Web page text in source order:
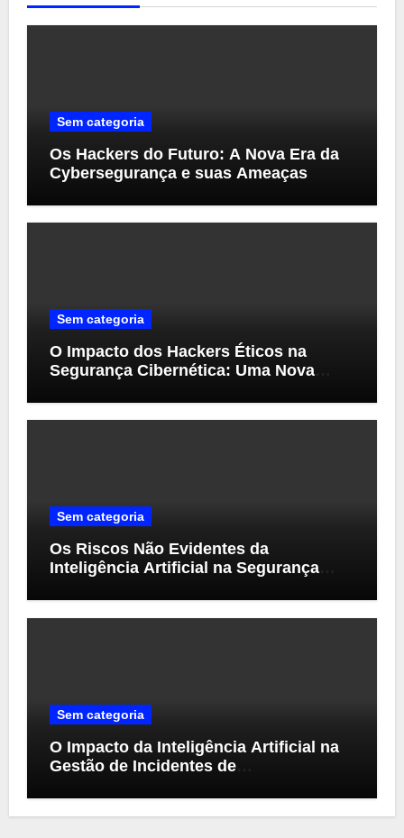
Sem categoria
Os Hackers do Futuro: A Nova Era da
Cybersegurança e suas Ameaças
Sem categoria
O Impacto dos Hackers Éticos na
Segurança Cibernética: Uma Nova
Sem categoria
Os Riscos Não Evidentes da
Inteligência Artificial na Segurança
Sem categoria
O Impacto da Inteligência Artificial na
Gestão de Incidentes de